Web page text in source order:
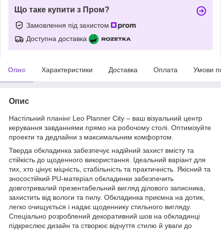
Що таке купити з Пром?
Замовлення під захистом
Доступна доставка
Опис Характеристики Доставка Оплата Умови
Опис
Настільний планінг Leo Planner City – ваш візуальний центр
керування завданнями прямо на робочому столі. Оптимізуйте
проекти та дедлайни з максимальним комфортом.
Тверда обкладинка забезпечує надійний захист вмісту та
стійкість до щоденного використання. Ідеальний варіант для
тих, хто цінує міцність, стабільність та практичність. Якісний та
зносостійкий PU-матеріал обкладинки забезпечить
довготривалий презентабельний вигляд ділового записника,
захистить від вологи та пилу. Обкладинка приємна на дотик,
легко очищується і надає щоденнику стильного вигляду.
Спеціально розроблений декоративний шов на обкладинці
підкреслює дизайн та створює відчуття стилю й уваги до